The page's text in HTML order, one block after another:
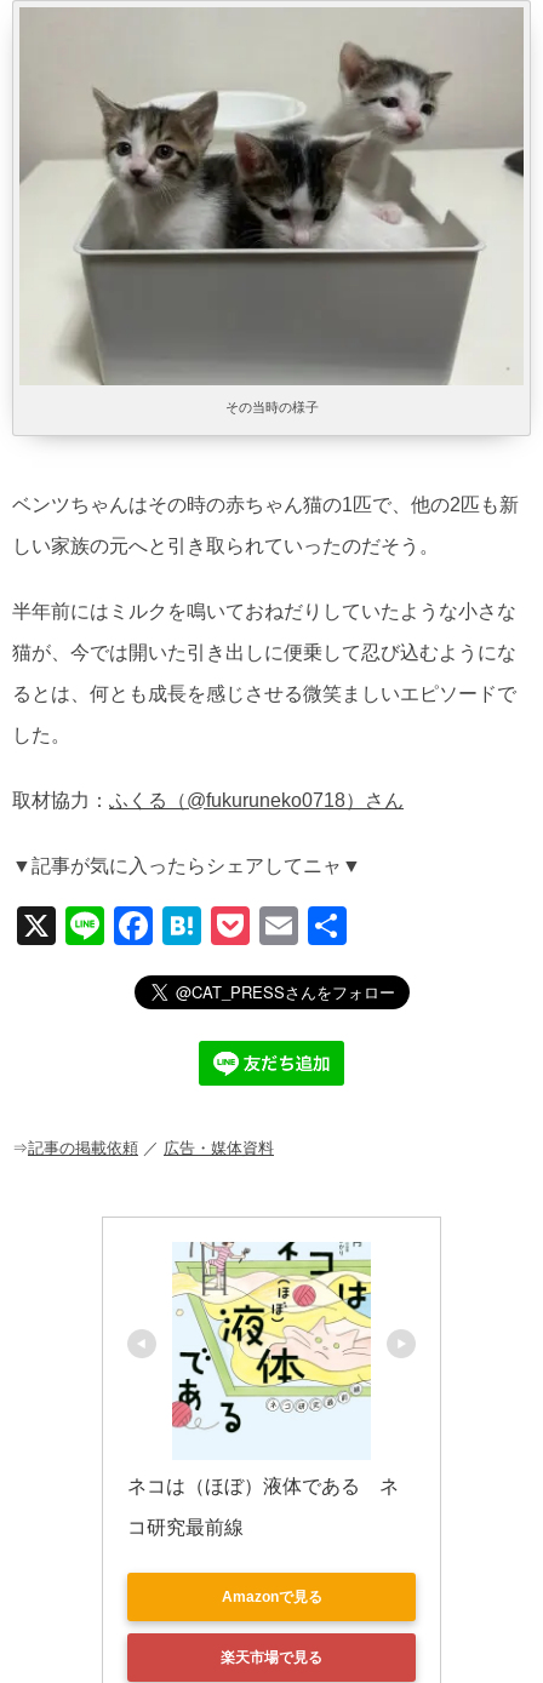
その当時の様子
ベンツちゃんはその時の赤ちゃん猫の1匹で、他の2匹も新
しい家族の元へと引き取られていったのだそう。
半年前にはミルクを鳴いておねだりしていたような小さな
猫が、今では開いた引き出しに便乗して忍び込むようにな
るとは、何とも成長を感じさせる微笑ましいエピソードで
した。
取材協力： ふくる（@fukuruneko0718）さん
▼記事が気に入ったらシェアしてニャ▼
X
Li
F
a
c
o
H
at
e
n
a
P
o
ck
et
E
m
ail
有
⇒記事の掲載依頼 ／ 広告・媒体資料
ネコは（ほぼ）液体である　ネ
コ研究最前線
Amazonで見る
楽天市場で見る